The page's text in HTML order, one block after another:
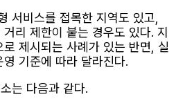
서비스를 접목한 지역도 있고,
리 제한이 붙는 경우도 있다. 지
제시되는 사례가 있는 반면, 실
기준에 따라 달라진다.
는 다음과 같다.